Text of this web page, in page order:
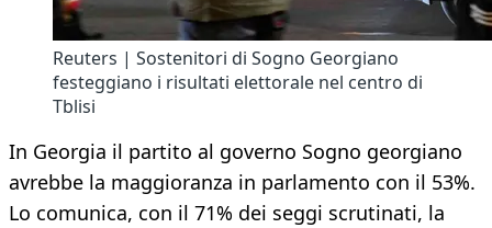
Reuters | Sostenitori di Sogno Georgiano
festeggiano i risultati elettorale nel centro di
Tblisi
In Georgia il partito al governo Sogno georgiano
avrebbe la maggioranza in parlamento con il 53%.
Lo comunica, con il 71% dei seggi scrutinati, la